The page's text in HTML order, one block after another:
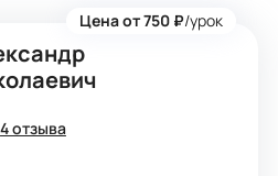
Цена от 750 ₽/урок
4 отзыва